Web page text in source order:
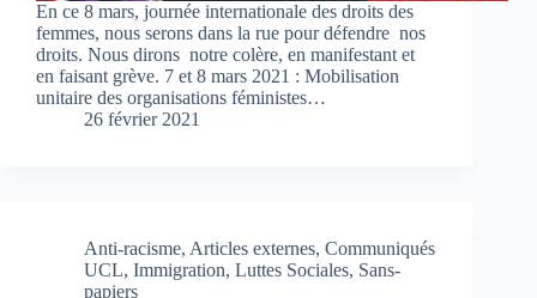
En ce 8 mars, journée internationale des droits des
femmes, nous serons dans la rue pour défendre nos
droits. Nous dirons notre colère, en manifestant et
en faisant grève. 7 et 8 mars 2021 : Mobilisation
unitaire des organisations féministes…
26 février 2021
Anti-racisme, Articles externes, Communiqués
UCL, Immigration, Luttes Sociales, Sans-
papiers